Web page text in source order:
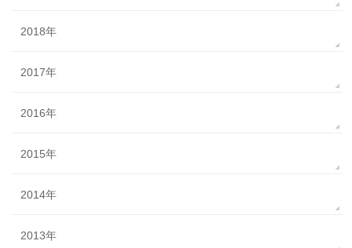
2018年
2017年
2016年
2015年
2014年
2013年